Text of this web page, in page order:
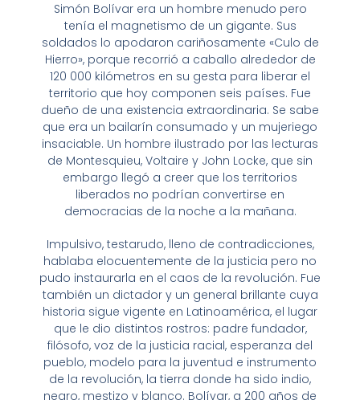
Simón Bolívar era un hombre menudo pero
tenía el magnetismo de un gigante. Sus
soldados lo apodaron cariñosamente «Culo de
Hierro», porque recorrió a caballo alrededor de
120 000 kilómetros en su gesta para liberar el
territorio que hoy componen seis países. Fue
dueño de una existencia extraordinaria. Se sabe
que era un bailarín consumado y un mujeriego
insaciable. Un hombre ilustrado por las lecturas
de Montesquieu, Voltaire y John Locke, que sin
embargo llegó a creer que los territorios
liberados no podrían convertirse en
democracias de la noche a la mañana.
Impulsivo, testarudo, lleno de contradicciones,
hablaba elocuentemente de la justicia pero no
pudo instaurarla en el caos de la revolución. Fue
también un dictador y un general brillante cuya
historia sigue vigente en Latinoamérica, el lugar
que le dio distintos rostros: padre fundador,
filósofo, voz de la justicia racial, esperanza del
pueblo, modelo para la juventud e instrumento
de la revolución, la tierra donde ha sido indio,
negro, mestizo y blanco. Bolívar, a 200 años de